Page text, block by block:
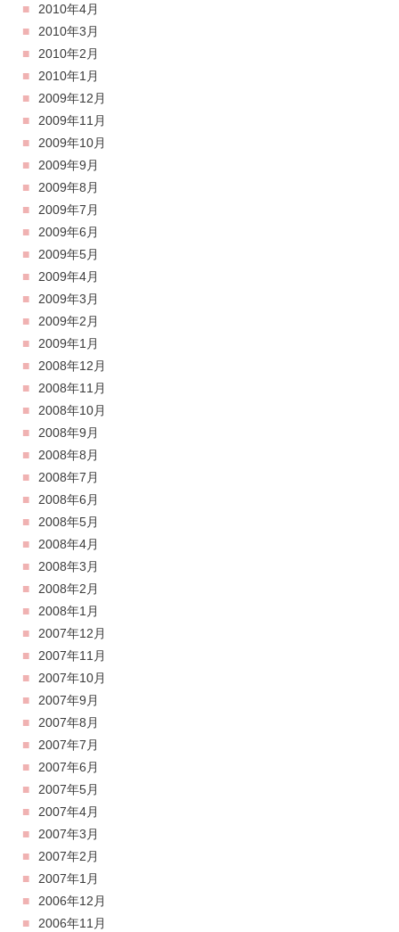
2010年4月
2010年3月
2010年2月
2010年1月
2009年12月
2009年11月
2009年10月
2009年9月
2009年8月
2009年7月
2009年6月
2009年5月
2009年4月
2009年3月
2009年2月
2009年1月
2008年12月
2008年11月
2008年10月
2008年9月
2008年8月
2008年7月
2008年6月
2008年5月
2008年4月
2008年3月
2008年2月
2008年1月
2007年12月
2007年11月
2007年10月
2007年9月
2007年8月
2007年7月
2007年6月
2007年5月
2007年4月
2007年3月
2007年2月
2007年1月
2006年12月
2006年11月